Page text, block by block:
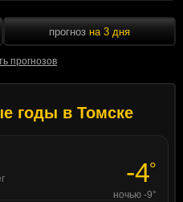
прогнозов
прогноз на 3 дня
годы в Томске
-4°
ночью -9°